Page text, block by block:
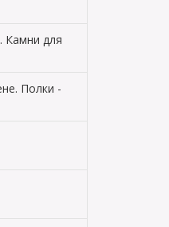
Камни для
Полки -